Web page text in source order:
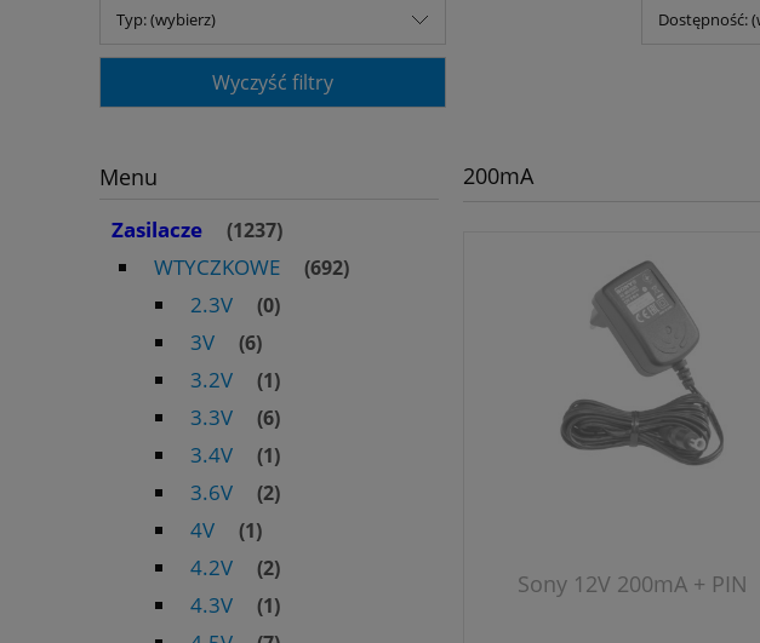
Typ: (wybierz) Dostępność:
Wyczyść filtry
Menu
Zasilacze
(1237)
WTYCZKOWE (692)
2.3V (0)
3V (6)
3.2V (1)
3.3V (6)
3.4V (1)
3.6V (2)
4V (1)
4.2V (2)
4.3V (1)
200mA
Sony 12V 200mA + PIN